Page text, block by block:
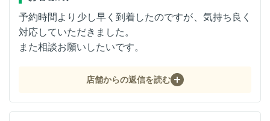
予約時間より少し早く到着したのですが、気持ち良く
対応していただきました。
また相談お願いしたいです。
店舗からの返信を読む